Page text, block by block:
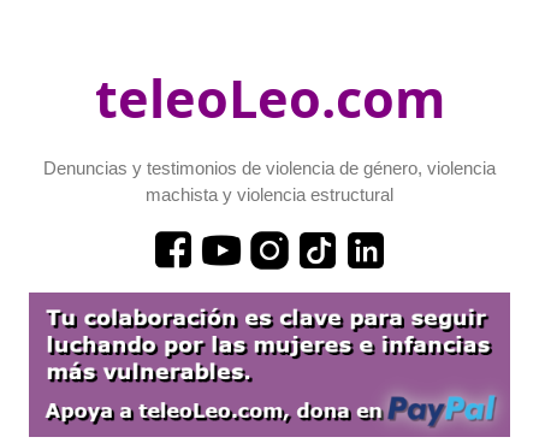
teleoLeo.com
Denuncias y testimonios de violencia de género, violencia
machista y violencia estructural